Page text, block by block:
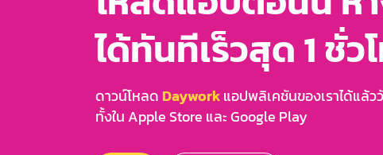
ได้ทันทีเร็วสุด 1 ชั่ว
ดาวน์โหลด Dayworkแอปพลิเคชันของเราได้แล้ว
ทั้งใน Apple Store และ Google Play